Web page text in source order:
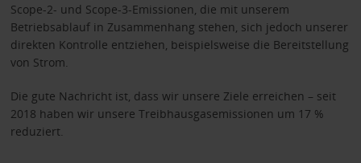
Scope-2- und Scope-3-Emissionen, die mit unserem
Betriebsablauf in Zusammenhang stehen, sich jedoch unserer
direkten Kontrolle entziehen, beispielsweise die Bereitstellung
von Strom.
Die gute Nachricht ist, dass wir unsere Ziele erreichen – seit
2018 haben wir unsere Treibhausgasemissionen um 17 %
reduziert.